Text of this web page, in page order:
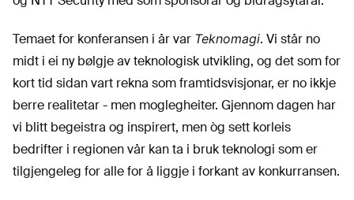
Temaet for konferansen i år var Teknomagi. Vi står no
midt i ei ny bølgje av teknologisk utvikling, og det som for
kort tid sidan vart rekna som framtidsvisjonar, er no ikkje
berre realitetar - men moglegheiter. Gjennom dagen har
vi blitt begeistra og inspirert, men òg sett korleis
bedrifter i regionen vår kan ta i bruk teknologi som er
tilgjengeleg for alle for å liggje i forkant av konkurransen.